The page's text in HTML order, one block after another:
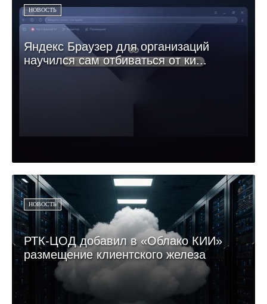
НОВОСТЬ
Яндекс Браузер для организаций
научился сам отбиваться от ки...
НОВОСТЬ
РТК-ЦОД добавил в «Облако КИИ»
размещение клиентского железа